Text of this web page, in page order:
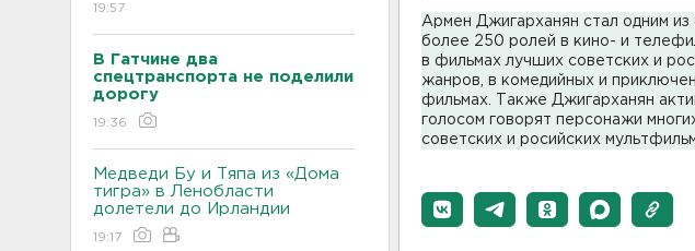
19:57
В Гатчине два
спецтранспорта не поделили
дорогу
19:36
Медведи Бу и Тяпа из «Дома
тигра» в Ленобласти
долетели до Ирландии
19:17
Армен Джигарханян стал одним
более 250 ролей в кино- и
в фильмах лучших советских и
жанров, в комедийных и
фильмах. Также Джигарханян
голосом говорят персонажи
советских и росийских